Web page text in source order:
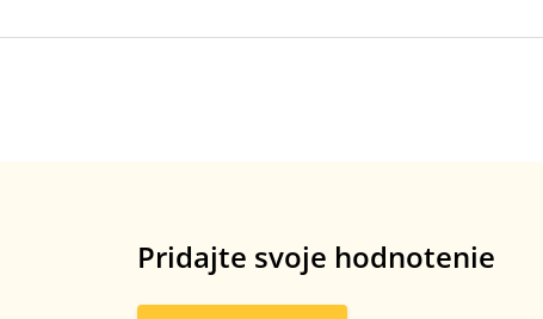
Pridajte svoje hodnotenie